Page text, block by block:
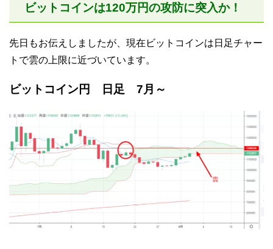
ビットコインは120万円の攻防に突入か！
先日もお伝えしましたが、現在ビットコインは日足チャー
トで雲の上限に近づいています。
ビットコイン円 日足 7月～